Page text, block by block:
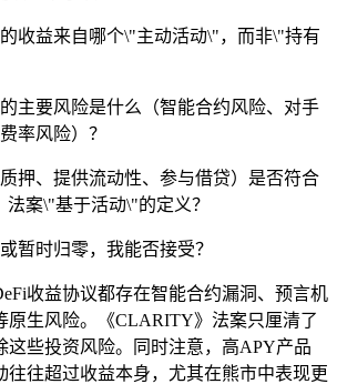
收益来自哪个\"主动活动\"，而非\"持有
主要风险是什么（智能合约风险、对手
率风险）？
押、提供流动性、参与借贷）是否符合
法案\"基于活动\"的定义？
暂时归零，我能否接受？
收益协议都存在智能合约漏洞、预言机
原生风险。《CLARITY》法案只厘清了
这些投资风险。同时注意，高APY产品
往往超过收益本身，尤其在熊市中表现更